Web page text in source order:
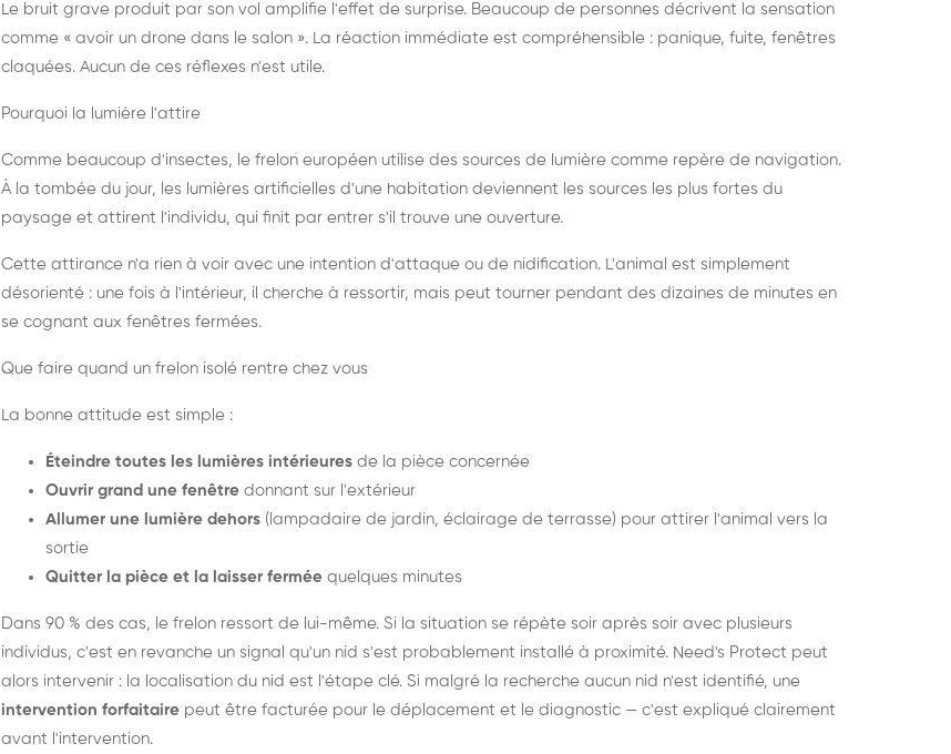
Le bruit grave produit par son vol amplifie l'effet de surprise. Beaucoup de personnes décrivent la sensation
comme « avoir un drone dans le salon ». La réaction immédiate est compréhensible : panique, fuite, fenêtres
claquées. Aucun de ces réflexes n'est utile.
Pourquoi la lumière l'attire
Comme beaucoup d'insectes, le frelon européen utilise des sources de lumière comme repère de navigation.
À la tombée du jour, les lumières artificielles d'une habitation deviennent les sources les plus fortes du
paysage et attirent l'individu, qui finit par entrer s'il trouve une ouverture.
Cette attirance n'a rien à voir avec une intention d'attaque ou de nidification. L'animal est simplement
désorienté : une fois à l'intérieur, il cherche à ressortir, mais peut tourner pendant des dizaines de minutes en
se cognant aux fenêtres fermées.
Que faire quand un frelon isolé rentre chez vous
La bonne attitude est simple :
Éteindre toutes les lumières intérieures de la pièce concernée
Ouvrir grand une fenêtre donnant sur l'extérieur
Allumer une lumière dehors (lampadaire de jardin, éclairage de terrasse) pour attirer l'animal vers la
sortie
Quitter la pièce et la laisser fermée quelques minutes
Dans 90 % des cas, le frelon ressort de lui-même. Si la situation se répète soir après soir avec plusieurs
individus, c'est en revanche un signal qu'un nid s'est probablement installé à proximité. Need's Protect peut
alors intervenir : la localisation du nid est l'étape clé. Si malgré la recherche aucun nid n'est identifié, une
intervention forfaitaire peut être facturée pour le déplacement et le diagnostic — c'est expliqué clairement
avant l'intervention.